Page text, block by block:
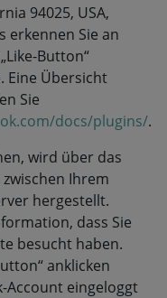
94025, USA,
erkennen Sie an
Button“
Eine Übersicht
Sie
docs/plugins/.
wird über das
Ihrem
hergestellt.
dass Sie
besucht haben.
anklicken
Account eingeloggt